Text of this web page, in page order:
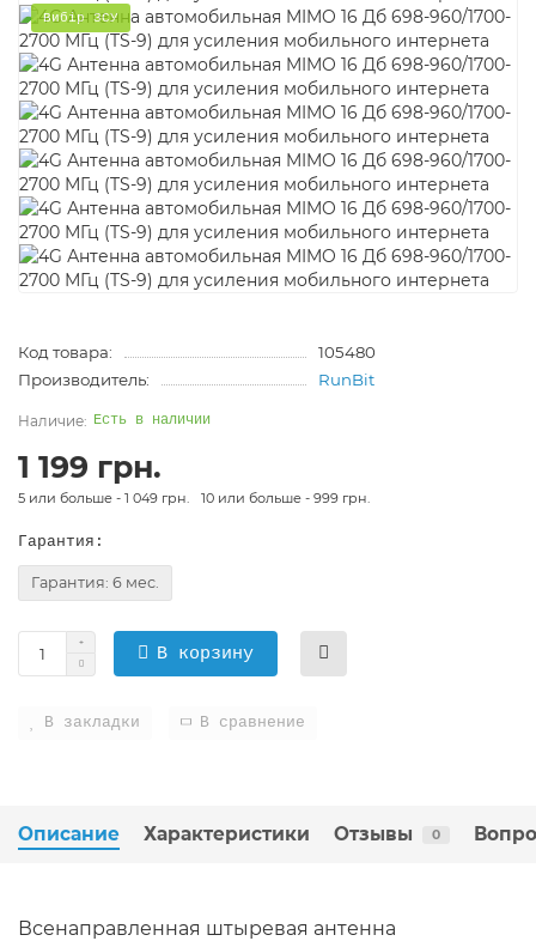
Вибір ЗСУ
Код товара:
105480
Производитель:
RunBit
Есть в наличии
1 199 грн.
5 или больше - 1 049 грн. 10 или больше - 999 грн.
Гарантия:
Гарантия: 6 мес.
В корзину
В закладки В сравнение
Описание Характеристики Отзывы 0
Всенаправленная штыревая антенна